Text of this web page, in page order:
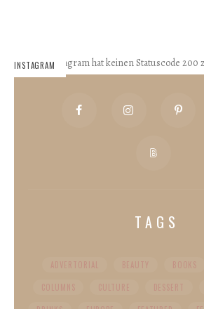
INSTAGRAMInstagram hat keinen Statuscode 200
TAGS
ADVERTORIAL BEAUTY BOOKS
COLUMNS
CULTURE DESSERT